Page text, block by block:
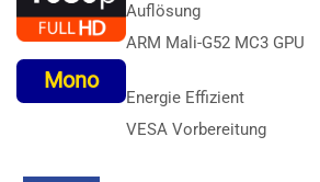
Mono
Auflösung
ARM Mali-G52 MC3 GPU
Energie Effizient
VESA Vorbereitung